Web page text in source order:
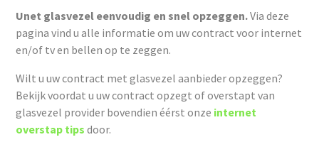
Unet glasvezel eenvoudig en snel opzeggen.Via deze
pagina vind u alle informatie om uw contract voor internet
en/of tv en bellen op te zeggen.
Wilt u uw contract met glasvezel aanbieder opzeggen?
Bekijk voordat u uw contract opzegt of overstapt van
glasvezel provider bovendien éérst onze internet
overstap tips door.